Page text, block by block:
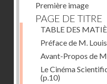
Première image
PAGE DE TITRE
TABLE DES
Préface de M.
Avant-Propos de
Le Cinéma
(p.10)